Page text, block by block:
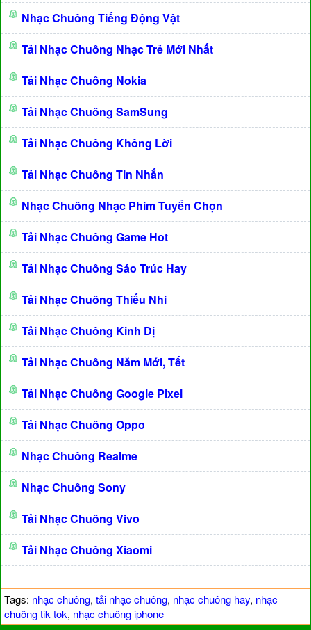
Nhạc Chuông Tiếng Động Vật
Tải Nhạc Chuông Nhạc Trẻ Mới Nhất
Tải Nhạc Chuông Nokia
Tải Nhạc Chuông SamSung
Tải Nhạc Chuông Không Lời
Tải Nhạc Chuông Tin Nhắn
Nhạc Chuông Nhạc Phim Tuyển Chọn
Tải Nhạc Chuông Game Hot
Tải Nhạc Chuông Sáo Trúc Hay
Tải Nhạc Chuông Thiếu Nhi
Tải Nhạc Chuông Kinh Dị
Tải Nhạc Chuông Năm Mới, Tết
Tải Nhạc Chuông Google Pixel
Tải Nhạc Chuông Oppo
Nhạc Chuông Realme
Nhạc Chuông Sony
Tải Nhạc Chuông Vivo
Tải Nhạc Chuông Xiaomi
Tags: nhạc chuông, tải nhạc chuông, nhạc chuông hay, nhạc
chuông tik tok, nhạc chuông iphone